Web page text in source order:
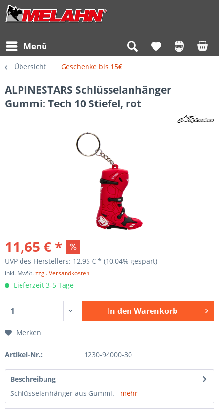
Menü
Übersicht Geschenke bis 15€
ALPINESTARS Schlüsselanhänger
Gummi: Tech 10 Stiefel, rot
11,65 € *
UVP des Herstellers: 12,95 € * (10,04% gespart)
inkl. MwSt.zzgl. Versandkosten
Lieferzeit 3-5 Tage
In den Warenkorb
Merken
Artikel-Nr.: 1230-94000-30
Beschreibung
Schlüsselanhänger aus Gummi. mehr